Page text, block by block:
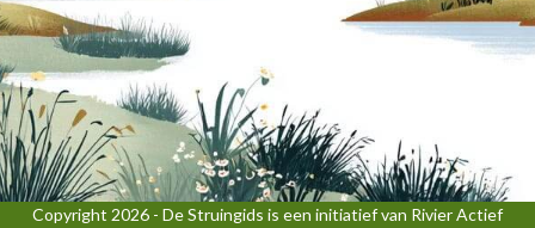
Copyright 2026 - De Struingids is een initiatief van Rivier Actief